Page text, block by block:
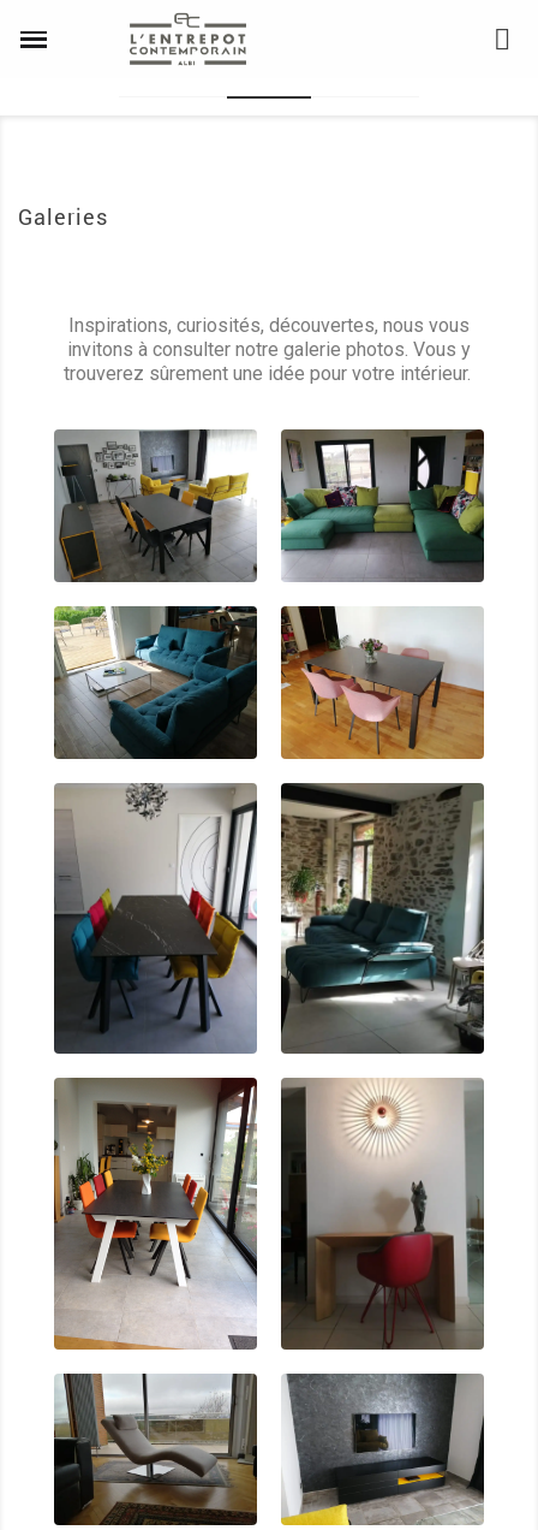
Galeries
Inspirations, curiosités, découvertes, nous vous
invitons à consulter notre galerie photos. Vous y
trouverez sûrement une idée pour votre intérieur.